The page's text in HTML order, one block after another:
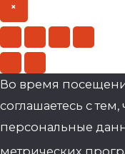
×
Во время
соглашаетесь с
персональные
метрических